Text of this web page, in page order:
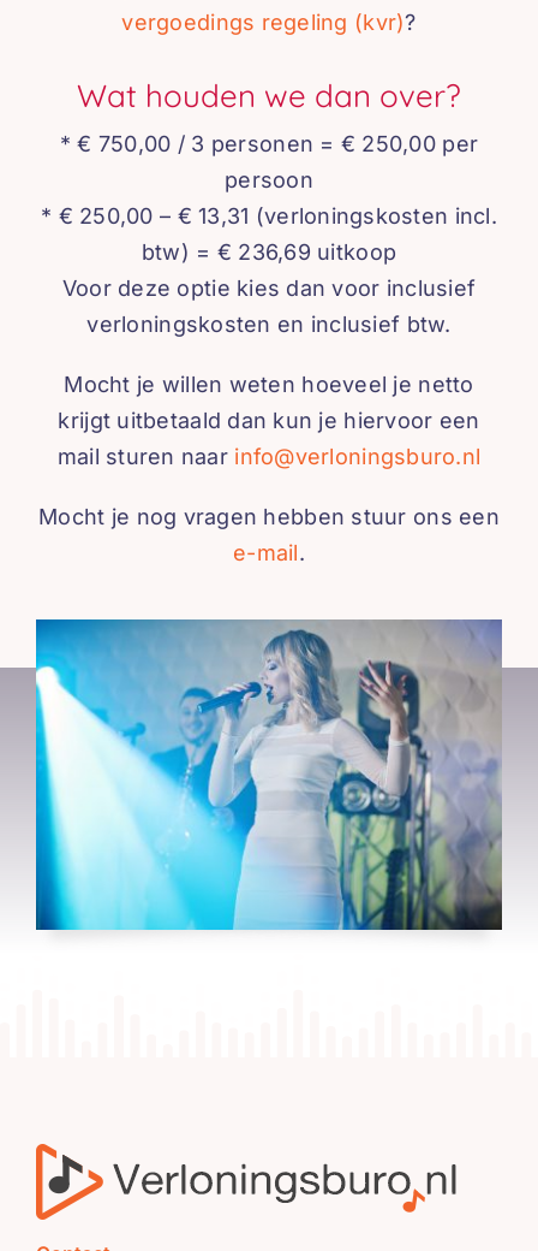
vergoedings regeling (kvr)?
Wat houden we dan over?
* € 750,00 / 3 personen = € 250,00 per
persoon
* € 250,00 – € 13,31 (verloningskosten incl.
btw) = € 236,69 uitkoop
Voor deze optie kies dan voor inclusief
verloningskosten en inclusief btw.
Mocht je willen weten hoeveel je netto
krijgt uitbetaald dan kun je hiervoor een
mail sturen naar info@verloningsburo.nl
Mocht je nog vragen hebben stuur ons een
e-mail.